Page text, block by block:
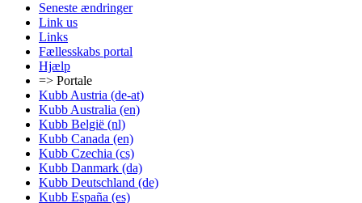
Seneste ændringer
Link us
Links
Fællesskabs portal
Hjælp
=> Portale
Kubb Austria (de-at)
Kubb Australia (en)
Kubb België (nl)
Kubb Canada (en)
Kubb Czechia (cs)
Kubb Danmark (da)
Kubb Deutschland (de)
Kubb España (es)